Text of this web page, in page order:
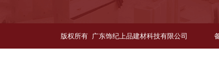
版权所有 广东饰纪上品建材科技有限公司